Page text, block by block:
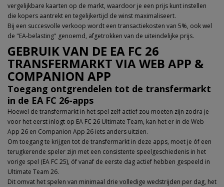
vergelijkbare kaarten op de markt, waardoor je een prijs kunt instellen
die kopers aantrekt en tegelijkertijd de winst maximaliseert.
Bij een succesvolle verkoop wordt een transactiekosten van 5%, ook wel
de "EA-belasting" genoemd, afgetrokken van de uiteindelijke prijs.
GEBRUIK VAN DE EA FC 26
TRANSFERMARKT VIA WEB APP &
COMPANION APP
Toegang ontgrendelen tot de transfermarkt
in de EA FC 26-apps
Hoewel de transfermarkt in het spel zelf actief zou moeten zijn zodra je
voor het eerst inlogt op EA FC 26 Ultimate Team, kan het er in de Web
App 26 en Companion App 26 iets anders uitzien.
Om toegang te krijgen tot de transfermarkt in deze apps, moet je óf een
terugkerende speler zijn met een consistente speelgeschiedenis in het
vorige spel (EA FC 25), óf vanaf de eerste dag actief hebben gespeeld in
Ultimate Team 26.
Dit omvat het spelen van minimaal drie volledige wedstrijden per dag, het